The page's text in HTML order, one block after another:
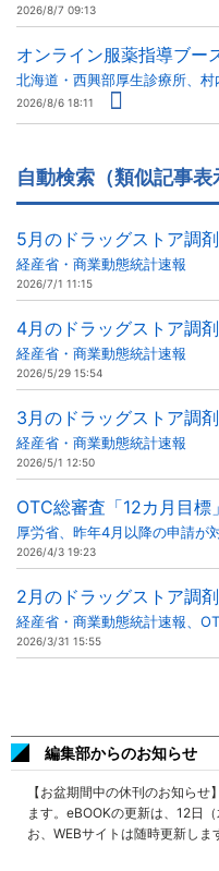
2026/8/7 09:13
オンライン服薬指導ブー
北海道・西興部厚生診療所、村
2026/8/6 18:11
自動検索（類似記事表
5月のドラッグストア調
経産省・商業動態統計速報
2026/7/1 11:15
4月のドラッグストア調
経産省・商業動態統計速報
2026/5/29 15:54
3月のドラッグストア調
経産省・商業動態統計速報
2026/5/1 12:50
OTC総審査「12カ月目
厚労省、昨年4月以降の申請が
2026/4/3 19:23
2月のドラッグストア調
経産省・商業動態統計速報、
2026/3/31 15:55
編集部からのお知らせ
【お盆期間中の休刊のお知ら
ます。eBOOKの更新は、12日
お、WEBサイトは随時更新しま